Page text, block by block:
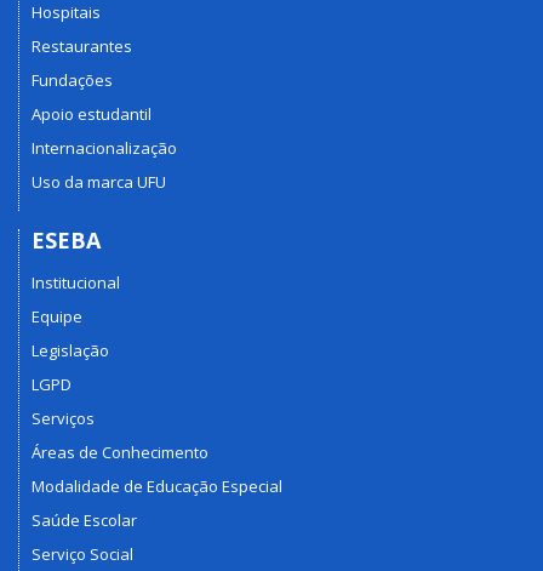
Hospitais
Restaurantes
Fundações
Apoio estudantil
Internacionalização
Uso da marca UFU
ESEBA
Institucional
Equipe
Legislação
LGPD
Serviços
Áreas de Conhecimento
Modalidade de Educação Especial
Saúde Escolar
Serviço Social